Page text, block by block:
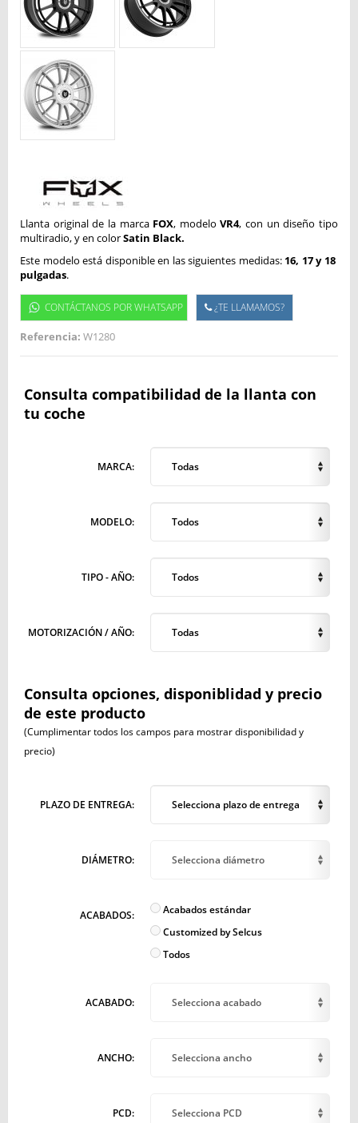
Llanta original de la marca FOX, modeloVR4, con un diseño tipo
multiradio, y en colorSatin Black.
Este modelo está disponible en las siguientes medidas:16, 17 y 18
pulgadas.
CONTÁCTANOS POR WHATSAPP ¿TE LLAMAMOS?
Referencia: W1280
Consulta compatibilidad de la llanta con
tu coche
MARCA: Todas
MODELO: Todos
TIPO - AÑO: Todos
MOTORIZACIÓN / AÑO: Todas
Consulta opciones, disponiblidad y precio
de este producto
(Cumplimentar todos los campos para mostrar disponibilidad y
precio)
PLAZO DE ENTREGA: Selecciona plazo de entrega
DIÁMETRO: Selecciona diámetro
ACABADOS:
Acabados estándar
Customized by Selcus
Todos
ACABADO: Selecciona acabado
ANCHO: Selecciona ancho
PCD: Selecciona PCD